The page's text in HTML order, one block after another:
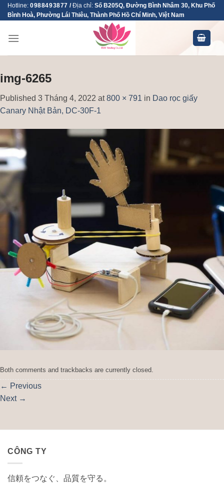
SkipHotline: 0988493877 /Địa chỉ: Số B205Q, Đường Bình Nhâm 30, Khu Phố
Bình Hoà, Phường Lái Thiêu, Thành Phố Hồ Chí Minh, Việt Nam
img-6265
Published 3 Tháng 4, 2022 at800 × 791 in Dao rọc giấy
Canary Nhật Bản, DC-30F-1
Both comments and trackbacks are currently closed.
← Previous
Next →
CÔNG TY
信頼をつなぐ、品質を守る。